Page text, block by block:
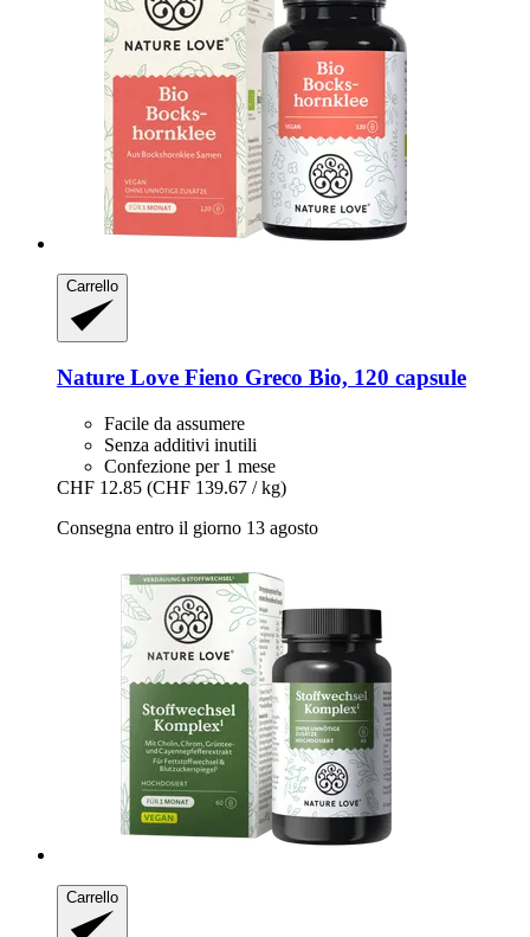
Carrello
Nature Love Fieno Greco Bio, 120 capsule
Facile da assumere
Senza additivi inutili
Confezione per 1 mese
CHF 12.85 (CHF 139.67 / kg)
Consegna entro il giorno 13 agosto
Carrello